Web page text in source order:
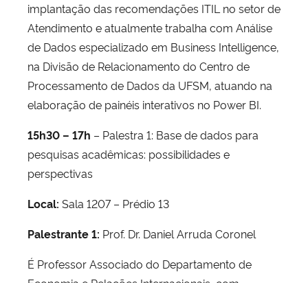
implantação das recomendações ITIL no setor de
Atendimento e atualmente trabalha com Análise
de Dados especializado em Business Intelligence,
na Divisão de Relacionamento do Centro de
Processamento de Dados da UFSM, atuando na
elaboração de painéis interativos no Power BI.
15h30 – 17h – Palestra 1: Base de dados para
pesquisas acadêmicas: possibilidades e
perspectivas
Local: Sala 1207 – Prédio 13
Palestrante 1: Prof. Dr. Daniel Arruda Coronel
É Professor Associado do Departamento de